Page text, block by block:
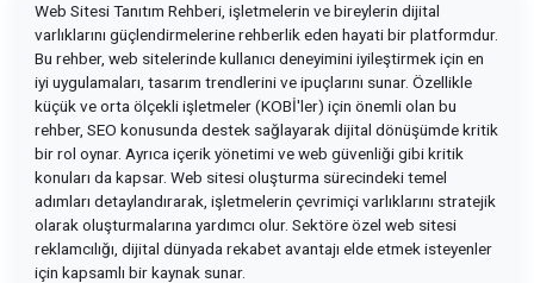
Web Sitesi Tanıtım Rehberi, işletmelerin ve bireylerin dijital
varlıklarını güçlendirmelerine rehberlik eden hayati bir platformdur.
Bu rehber, web sitelerinde kullanıcı deneyimini iyileştirmek için en
iyi uygulamaları, tasarım trendlerini ve ipuçlarını sunar. Özellikle
küçük ve orta ölçekli işletmeler (KOBİ'ler) için önemli olan bu
rehber, SEO konusunda destek sağlayarak dijital dönüşümde kritik
bir rol oynar. Ayrıca içerik yönetimi ve web güvenliği gibi kritik
konuları da kapsar. Web sitesi oluşturma sürecindeki temel
adımları detaylandırarak, işletmelerin çevrimiçi varlıklarını stratejik
olarak oluşturmalarına yardımcı olur. Sektöre özel web sitesi
reklamcılığı, dijital dünyada rekabet avantajı elde etmek isteyenler
için kapsamlı bir kaynak sunar.